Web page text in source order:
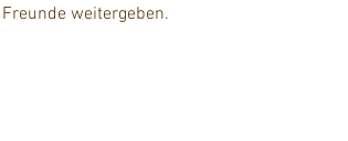
weitergeben.